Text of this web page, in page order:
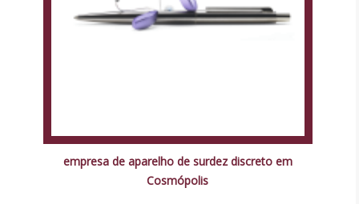
empresa de aparelho de surdez discreto em
Cosmópolis